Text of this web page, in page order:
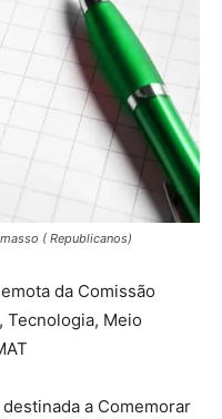
( Republicanos)
da Comissão
Tecnologia, Meio
a Comemorar